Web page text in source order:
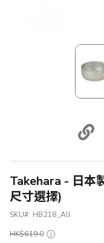
Takehara - 日本
尺寸選擇)
SKU
HB218_All
HK$619.0